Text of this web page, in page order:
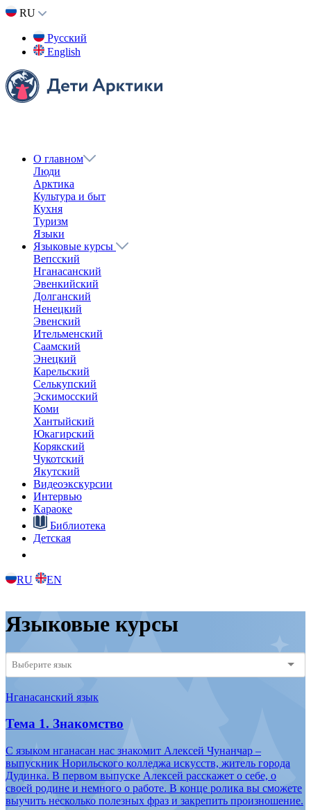
RU
Русский
English
О главном
Люди
Арктика
Культура и быт
Кухня
Туризм
Языки
Языковые курсы
Вепсский
Нганасанский
Эвенкийский
Долганский
Ненецкий
Эвенский
Ительменский
Саамский
Энецкий
Карельский
Селькупский
Эскимосский
Коми
Хантыйский
Юкагирский
Корякский
Чукотский
Якутский
Видеоэкскурсии
Интервью
Караоке
Библиотека
Детская
RU EN
Вепсский
Нганасанский
Эвенкийский
Долганский
Эвенский
Саамский
Энецкий
Карельский
Селькупский
Эскимосский